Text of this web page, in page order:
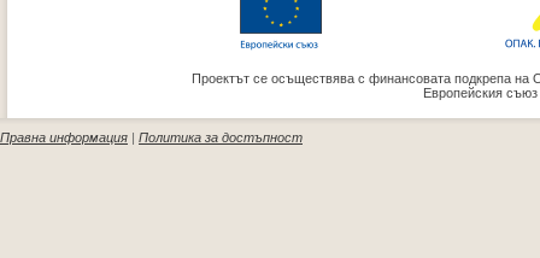
Проектът се осъществява с финансовата подкрепа на
Европейския
Правна информация | Политика за достъпност